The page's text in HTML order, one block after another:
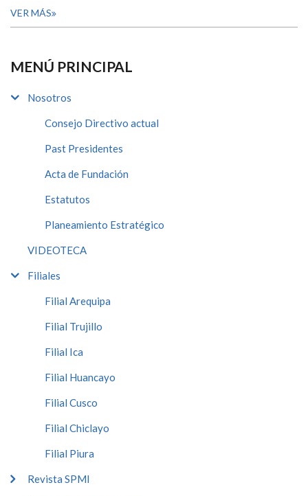
VER MÁS
MENÚ PRINCIPAL
Nosotros
Consejo Directivo actual
Past Presidentes
Acta de Fundación
Estatutos
Planeamiento Estratégico
VIDEOTECA
Filiales
Filial Arequipa
Filial Trujillo
Filial Ica
Filial Huancayo
Filial Cusco
Filial Chiclayo
Filial Piura
Revista SPMI